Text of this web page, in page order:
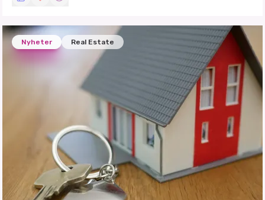
Nyheter Real Estate